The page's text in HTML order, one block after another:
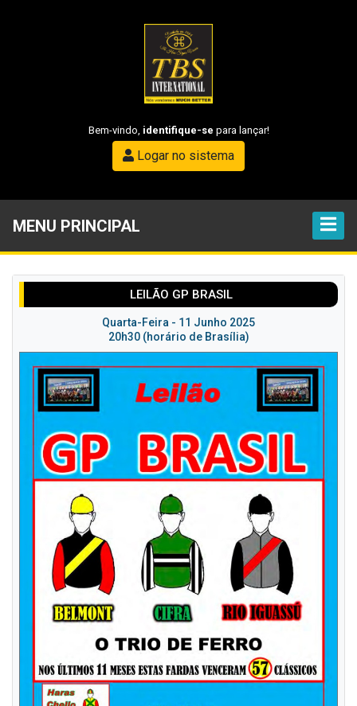
Bem-vindo, identifique-se para lançar!
Logar no sistema
MENU PRINCIPAL
LEILÃO GP BRASIL
Quarta-Feira - 11 Junho 2025
20h30 (horário de Brasília)